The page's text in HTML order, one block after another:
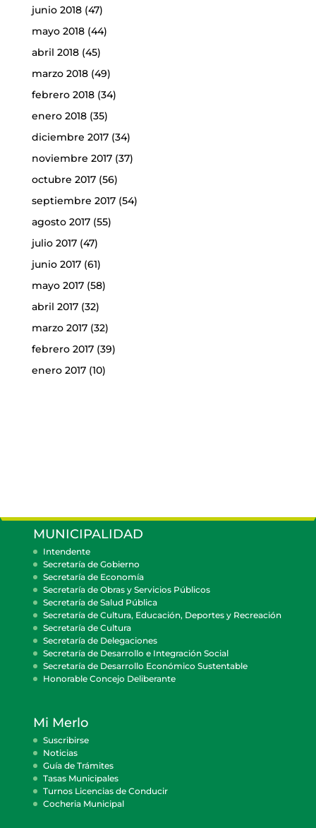
junio 2018(47)
mayo 2018(44)
abril 2018(45)
marzo 2018(49)
febrero 2018(34)
enero 2018(35)
diciembre 2017(34)
noviembre 2017(37)
octubre 2017(56)
septiembre 2017(54)
agosto 2017(55)
julio 2017(47)
junio 2017(61)
mayo 2017(58)
abril 2017(32)
marzo 2017(32)
febrero 2017(39)
enero 2017(10)
MUNICIPALIDAD
Intendente
Secretaría de Gobierno
Secretaría de Economía
Secretaría de Obras y Servicios Públicos
Secretaría de Salud Pública
Secretaría de Cultura, Educación, Deportes y Recreación
Secretaría de Cultura
Secretaría de Delegaciones
Secretaría de Desarrollo e Integración Social
Secretaría de Desarrollo Económico Sustentable
Honorable Concejo Deliberante
Mi Merlo
Suscribirse
Noticias
Guía de Trámites
Tasas Municipales
Turnos Licencias de Conducir
Cocheria Municipal